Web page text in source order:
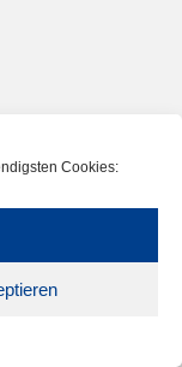
Cookies: